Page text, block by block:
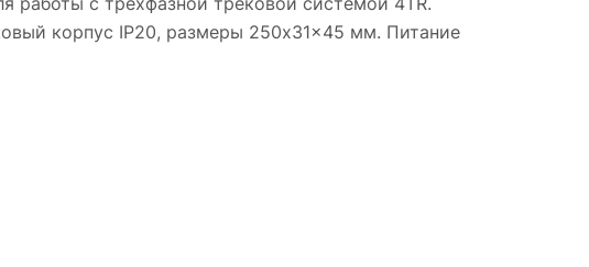
корпус IP20, размеры 250x31x45 мм. Питание